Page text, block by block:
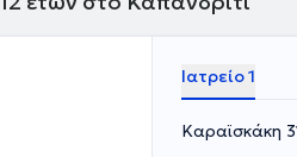
Ιατρείο 1
Καραϊσκάκη